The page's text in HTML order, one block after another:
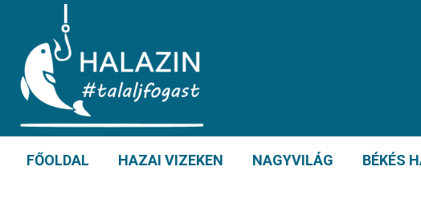
FŐOLDAL HAZAI VIZEKEN NAGYVILÁG BÉKÉS